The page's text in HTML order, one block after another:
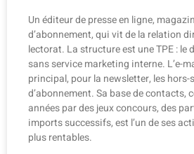
Un éditeur de presse en ligne,
d’abonnement, qui vit de la relation
lectorat. La structure est une TPE : le
sans service marketing interne. L’e-
principal, pour la newsletter, les hors-
d’abonnement. Sa base de contacts,
années par des jeux concours, des
imports successifs, est l’un de ses
plus rentables.